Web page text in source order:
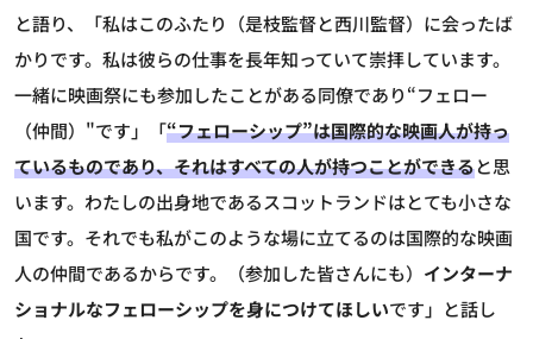
と語り、「私はこのふたり（是枝監督と西川監督）に会ったば
かりです。私は彼らの仕事を長年知っていて崇拝しています。
一緒に映画祭にも参加したことがある同僚であり“フェロー
（仲間）"です」「“フェローシップ”は国際的な映画人が持っ
ているものであり、それはすべての人が持つことができると思
います。わたしの出身地であるスコットランドはとても小さな
国です。それでも私がこのような場に立てるのは国際的な映画
人の仲間であるからです。（参加した皆さんにも） インターナ
ショナルなフェローシップを身につけてほしいです」と話し